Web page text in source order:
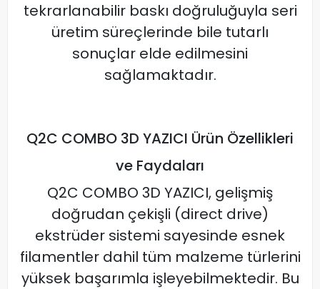
tekrarlanabilir baskı doğruluğuyla seri
üretim süreçlerinde bile tutarlı
sonuçlar elde edilmesini
sağlamaktadır.
Q2C COMBO 3D YAZICI Ürün Özellikleri
ve Faydaları
Q2C COMBO 3D YAZICI, gelişmiş
doğrudan çekişli (direct drive)
ekstrüder sistemi sayesinde esnek
filamentler dahil tüm malzeme türlerini
yüksek başarımla işleyebilmektedir. Bu